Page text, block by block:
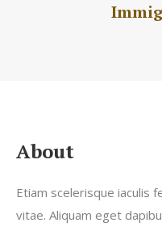
About
Etiam scelerisque iaculis
vitae. Aliquam eget